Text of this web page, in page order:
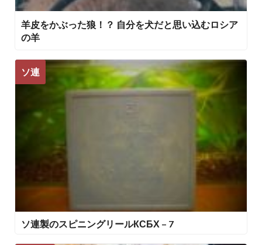
羊皮をかぶった狼！？ 自分を犬だと思い込むロシア
の羊
ソ連
ソ連製のスピニングリールКСБХ – 7